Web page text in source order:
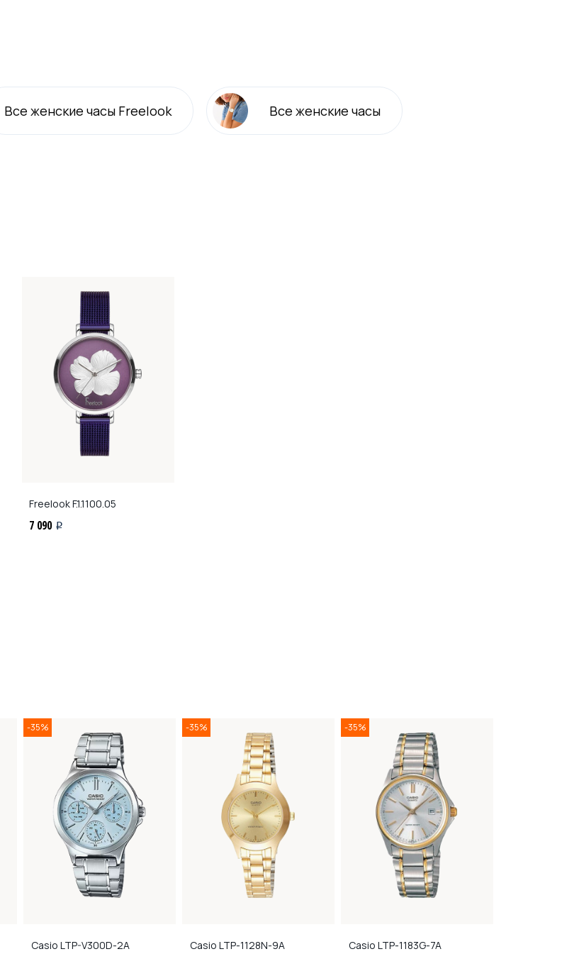
Всеженские часы Freelook Всеженские часы
FreelookF.1.1100.05
7 090 i
-35%
Casio LTP-V300D-2A
-35%
Casio LTP-1128N-9A
-35%
Casio LTP-1183G-7A